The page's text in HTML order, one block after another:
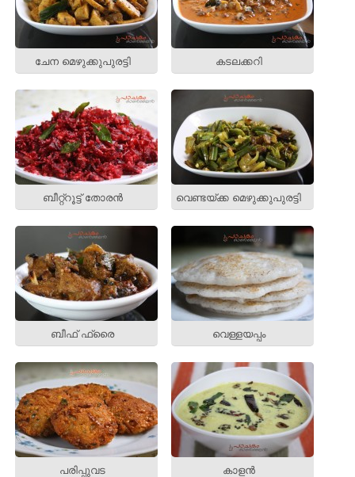
ചേന മെഴുക്കുപുരട്ടി കടലക്കറി
ബീറ്റ്റൂട്ട് തോരന്‍ വെണ്ടയ്ക്ക മെഴുക്കുപുരട്ടി
ബീഫ് ഫ്രൈ വെള്ളയപ്പം
പരിപ്പുവട കാളന്‍